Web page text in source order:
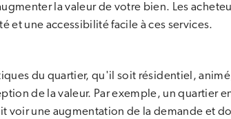
la valeur de votre bien. Les
et une accessibilité facile à ces services.
du quartier, qu'il soit résidentiel,
de la valeur. Par exemple, un quartier
une augmentation de la demande et